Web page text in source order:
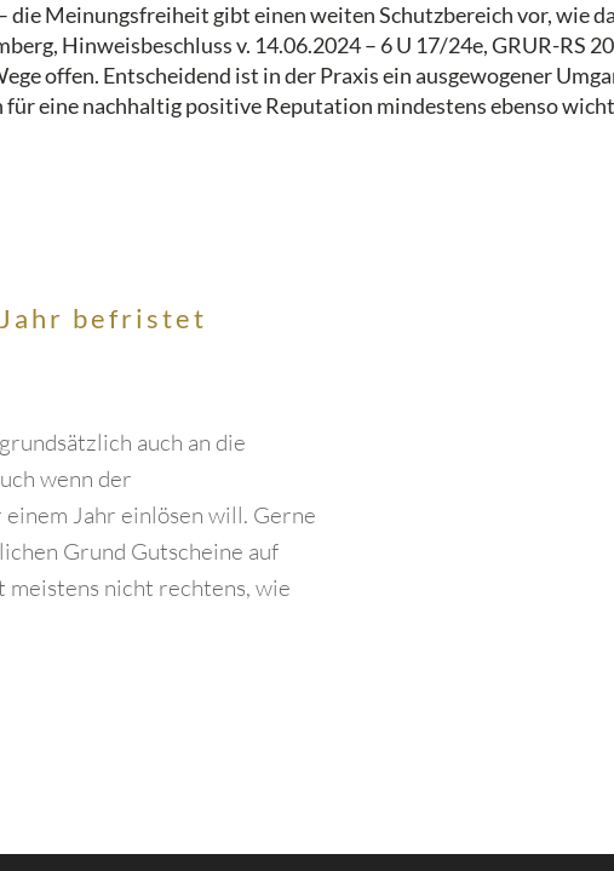
Meinungsfreiheit gibt einen weiten Schutzbereich vor, wie
Hinweisbeschluss v. 14.06.2024 – 6 U 17/24e, GRUR-RS
offen. Entscheidend ist in der Praxis ein ausgewogener
eine nachhaltig positive Reputation mindestens ebenso
befristet
auch an die
wenn der
Jahr einlösen will. Gerne
Grund Gutscheine auf
meistens nicht rechtens, wie